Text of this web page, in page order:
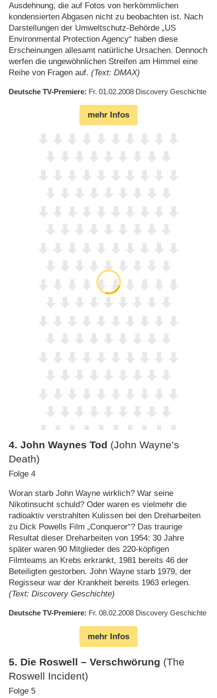
Ausdehnung, die auf Fotos von herkömmlichen
kondensierten Abgasen nicht zu beobachten ist. Nach
Darstellungen der Umweltschutz-Behörde „US
Environmental Protection Agency“ haben diese
Erscheinungen allesamt natürliche Ursachen. Dennoch
werfen die ungewöhnlichen Streifen am Himmel eine
Reihe von Fragen auf. (Text: DMAX)
Deutsche TV-Premiere Fr. 01.02.2008 Discovery Geschichte
mehr Infos
4. John Waynes Tod (John Wayne’s
Death)
Folge 4
Woran starb John Wayne wirklich? War seine
Nikotinsucht schuld? Oder waren es vielmehr die
radioaktiv verstrahlten Kulissen bei den Dreharbeiten
zu Dick Powells Film „Conqueror“? Das traurige
Resultat dieser Dreharbeiten von 1954: 30 Jahre
später waren 90 Mitglieder des 220-köpfigen
Filmteams an Krebs erkrankt, 1981 bereits 46 der
Beteiligten gestorben. John Wayne starb 1979, der
Regisseur war der Krankheit bereits 1963 erlegen.
(Text: Discovery Geschichte)
Deutsche TV-Premiere Fr. 08.02.2008 Discovery Geschichte
mehr Infos
5. Die Roswell – Verschwörung (The
Roswell Incident)
Folge 5